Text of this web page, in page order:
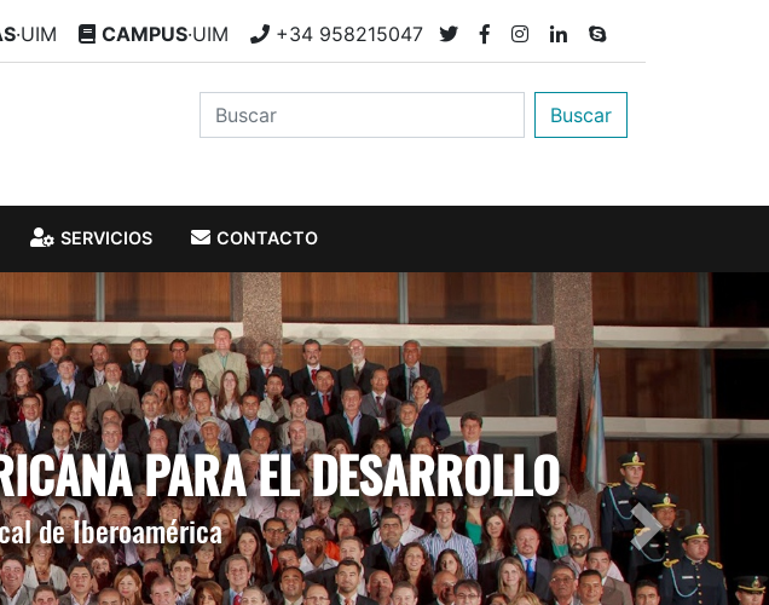
·UIM CAMPUS·UIM +34 958215047
Buscar
SERVICIOS CONTACTO
PARA EL DESARROLLO
de Iberoamérica Next